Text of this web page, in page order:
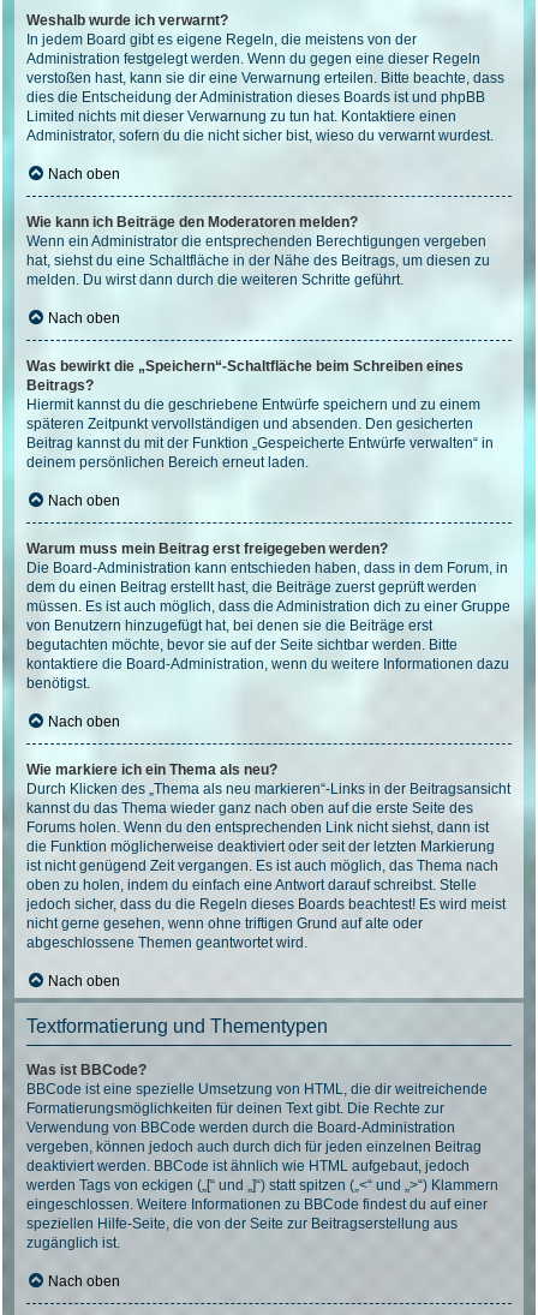
Weshalb wurde ich verwarnt?
In jedem Board gibt es eigene Regeln, die meistens von der
Administration festgelegt werden. Wenn du gegen eine dieser Regeln
verstoßen hast, kann sie dir eine Verwarnung erteilen. Bitte beachte, dass
dies die Entscheidung der Administration dieses Boards ist und phpBB
Limited nichts mit dieser Verwarnung zu tun hat. Kontaktiere einen
Administrator, sofern du die nicht sicher bist, wieso du verwarnt wurdest.
Nach oben
Wie kann ich Beiträge den Moderatoren melden?
Wenn ein Administrator die entsprechenden Berechtigungen vergeben
hat, siehst du eine Schaltfläche in der Nähe des Beitrags, um diesen zu
melden. Du wirst dann durch die weiteren Schritte geführt.
Nach oben
Was bewirkt die „Speichern“-Schaltfläche beim Schreiben eines
Beitrags?
Hiermit kannst du die geschriebene Entwürfe speichern und zu einem
späteren Zeitpunkt vervollständigen und absenden. Den gesicherten
Beitrag kannst du mit der Funktion „Gespeicherte Entwürfe verwalten“ in
deinem persönlichen Bereich erneut laden.
Nach oben
Warum muss mein Beitrag erst freigegeben werden?
Die Board-Administration kann entschieden haben, dass in dem Forum, in
dem du einen Beitrag erstellt hast, die Beiträge zuerst geprüft werden
müssen. Es ist auch möglich, dass die Administration dich zu einer Gruppe
von Benutzern hinzugefügt hat, bei denen sie die Beiträge erst
begutachten möchte, bevor sie auf der Seite sichtbar werden. Bitte
kontaktiere die Board-Administration, wenn du weitere Informationen dazu
benötigst.
Nach oben
Wie markiere ich ein Thema als neu?
Durch Klicken des „Thema als neu markieren“-Links in der Beitragsansicht
kannst du das Thema wieder ganz nach oben auf die erste Seite des
Forums holen. Wenn du den entsprechenden Link nicht siehst, dann ist
die Funktion möglicherweise deaktiviert oder seit der letzten Markierung
ist nicht genügend Zeit vergangen. Es ist auch möglich, das Thema nach
oben zu holen, indem du einfach eine Antwort darauf schreibst. Stelle
jedoch sicher, dass du die Regeln dieses Boards beachtest! Es wird meist
nicht gerne gesehen, wenn ohne triftigen Grund auf alte oder
abgeschlossene Themen geantwortet wird.
Nach oben
Textformatierung und Thementypen
Was ist BBCode?
BBCode ist eine spezielle Umsetzung von HTML, die dir weitreichende
Formatierungsmöglichkeiten für deinen Text gibt. Die Rechte zur
Verwendung von BBCode werden durch die Board-Administration
vergeben, können jedoch auch durch dich für jeden einzelnen Beitrag
deaktiviert werden. BBCode ist ähnlich wie HTML aufgebaut, jedoch
werden Tags von eckigen („[“ und „]“) statt spitzen („<“ und „>“) Klammern
eingeschlossen. Weitere Informationen zu BBCode findest du auf einer
speziellen Hilfe-Seite, die von der Seite zur Beitragserstellung aus
zugänglich ist.
Nach oben